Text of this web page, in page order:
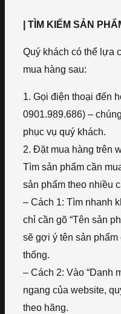
| TÌM KIẾM SẢN
Quý khách có thể lựa
mua hàng sau:
1. Gọi điện thoại đến
0901.989.686) –
phục vụ quý khách.
2. Đặt mua hàng trên
Tìm sản phẩm cần
sản phẩm theo nhiều
– Cách 1: Tìm nhanh
chỉ cần gõ “Tên sản
sẽ gợi ý tên sản
thống.
– Cách 2: Vào “Danh
ngang của website,
theo hãng.